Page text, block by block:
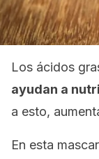
Los ácidos
ayudan a
a esto,
En esta